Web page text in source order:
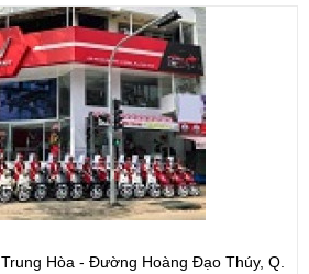
Hòa - Đường Hoàng Đạo Thúy, Q.